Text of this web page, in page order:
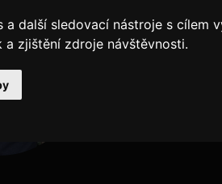
další sledovací nástroje s cílem
zjištění zdroje návštěvnosti.
Vyplním